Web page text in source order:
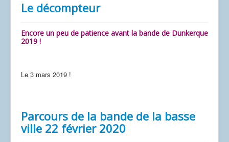
Le décompteur
Encore un peu de patience avant la bande de Dunkerque
2019 !
Le 3 mars 2019 !
Parcours de la bande de la basse
ville 22 février 2020